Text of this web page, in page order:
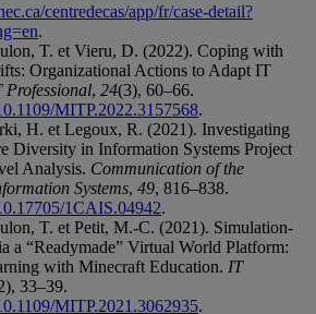
centredecas/app/fr/case-detail?
.
T. et Vieru, D. (2022). Coping with
Organizational Actions to Adapt IT
Professional, 24(3), 60–66.
MITP.2022.3157568.
H. et Legoux, R. (2021). Investigating
Diversity in Information Systems Project
Analysis. Communication of the
Systems, 49, 816–838.
1CAIS.04942.
T. et Petit, M.-C. (2021). Simulation-
a “Readymade” Virtual World Platform:
with Minecraft Education. IT
33–39.
MITP.2021.3062935.